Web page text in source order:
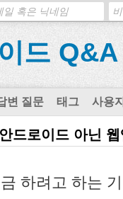
드 Q&A
변 질문 태그 사용
드로이드 아닌
하려고 하는